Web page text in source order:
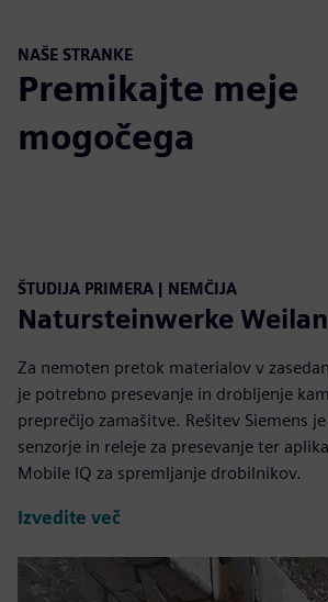
NAŠE STRANKE
Premikajte meje
mogočega
ŠTUDIJA PRIMERA | NEMČIJA
Natursteinwerke
Za nemoten pretok materialov v
je potrebno presevanje in drobljenje
preprečijo zamašitve. Rešitev Siemens
senzorje in releje za presevanje ter
Mobile IQ za spremljanje drobilnikov.
Izvedite več